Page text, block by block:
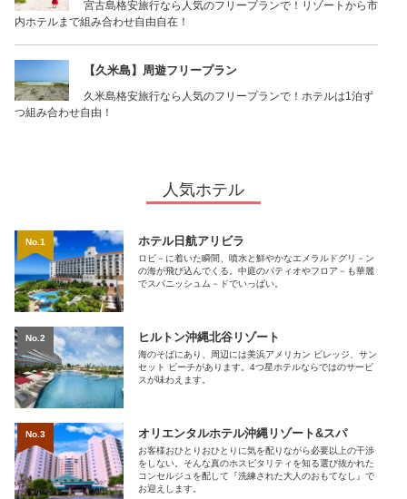
宮古島格安旅行なら人気のフリープランで！リゾートから市
内ホテルまで組み合わせ自由自在！
【久米島】周遊フリープラン
久米島格安旅行なら人気のフリープランで！ホテルは1泊ず
つ組み合わせ自由！
人気ホテル
ホテル日航アリビラ
ロビ－に着いた瞬間、噴水と鮮やかなエメラルドグリ－ン
の海が飛び込んでくる。中庭のパティオやフロア－も華麗
でスパニッシュム－ドでいっぱい。
No.1
ヒルトン沖縄北谷リゾート
海のそばにあり、周辺には美浜アメリカン ビレッジ、サン
セット ビーチがあります。4つ星ホテルならではのサービ
スが味わえます。
No.2
オリエンタルホテル沖縄リゾート&スパ
お客様おひとりおひとりに気を配りながら必要以上の干渉
をしない。そんな真のホスピタリティを知る選び抜かれた
コンセルジュを配して『洗練された大人のおもてなし』で
お迎えします。
No.3